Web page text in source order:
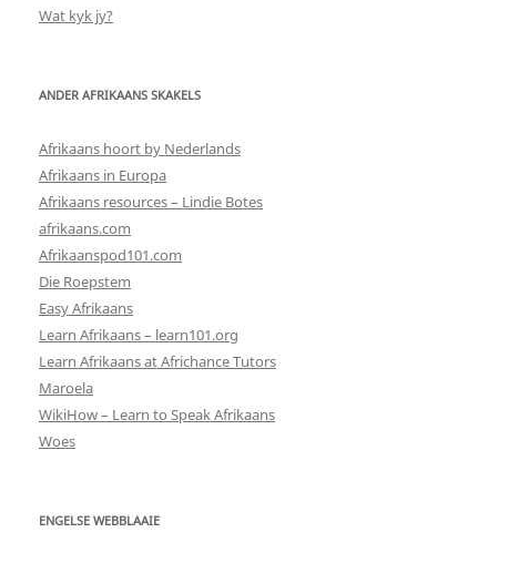
Wat kyk jy?
ANDER AFRIKAANS SKAKELS
Afrikaans hoort by Nederlands
Afrikaans in Europa
Afrikaans resources – Lindie Botes
afrikaans.com
Afrikaanspod101.com
Die Roepstem
Easy Afrikaans
Learn Afrikaans – learn101.org
Learn Afrikaans at Africhance Tutors
Maroela
WikiHow – Learn to Speak Afrikaans
Woes
ENGELSE WEBBLAAIE